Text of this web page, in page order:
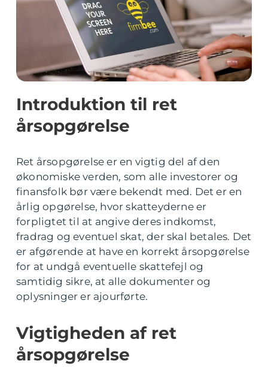
Introduktion til ret
årsopgørelse
Ret årsopgørelse er en vigtig del af den
økonomiske verden, som alle investorer og
finansfolk bør være bekendt med. Det er en
årlig opgørelse, hvor skatteyderne er
forpligtet til at angive deres indkomst,
fradrag og eventuel skat, der skal betales. Det
er afgørende at have en korrekt årsopgørelse
for at undgå eventuelle skattefejl og
samtidig sikre, at alle dokumenter og
oplysninger er ajourførte.
Vigtigheden af ret
årsopgørelse